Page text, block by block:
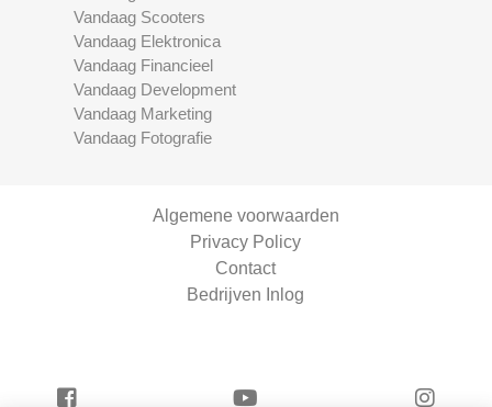
Vandaag Scooters
Vandaag Elektronica
Vandaag Financieel
Vandaag Development
Vandaag Marketing
Vandaag Fotografie
Algemene voorwaarden
Privacy Policy
Contact
Bedrijven Inlog